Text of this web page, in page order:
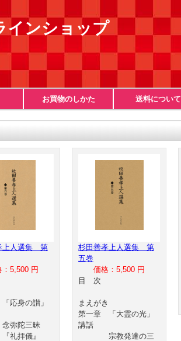
インショップ
お買物のしかた 送料について
上人選集 第
：5,500 円
次
応身の讃」
弥陀三昧
礼拝儀』
杉田善孝上人選集 第
五巻
価格：5,500 円
目 次
まえがき
第一章 「大霊の光」
講話
宗教発達の三